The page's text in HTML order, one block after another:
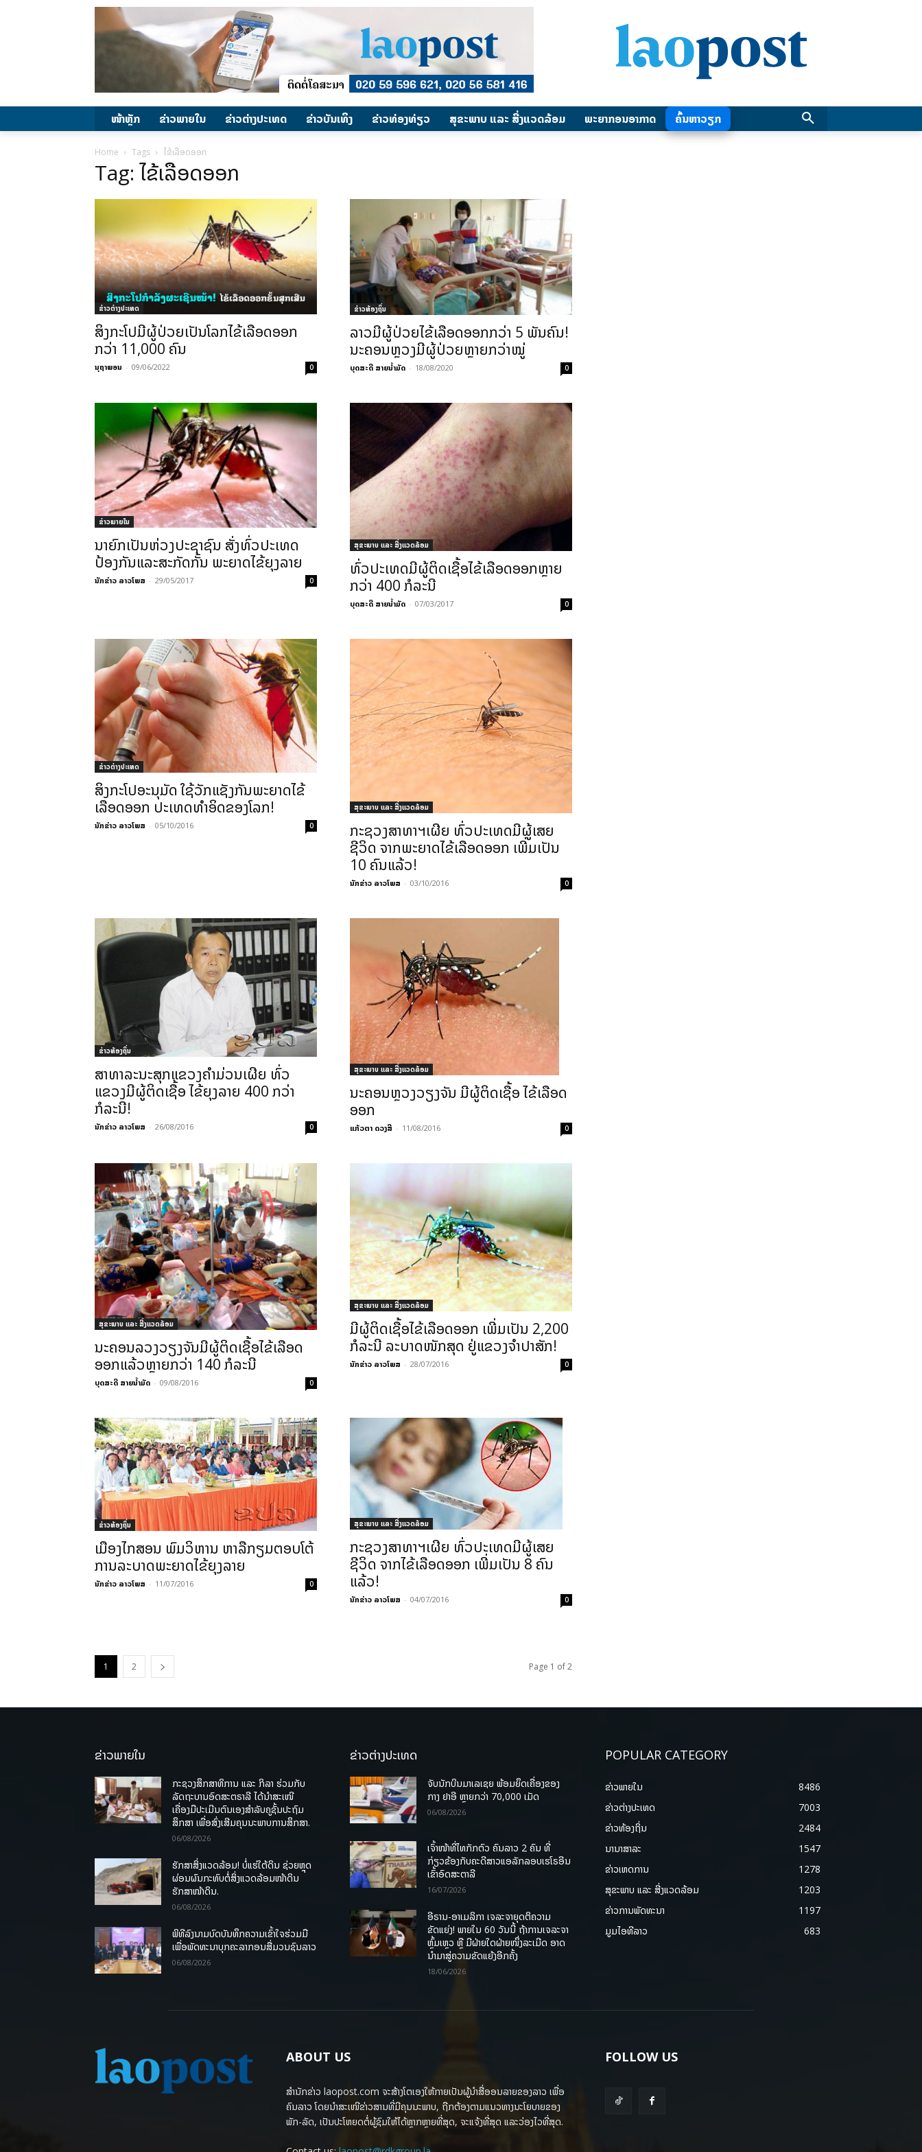
ໜ້າຫຼັກ ຂ່າວພາຍ​ໃນ ຂ່າວຕ່າງປະເທດ ​ຂ່າວບັນເທິງ ​ຂ່າວທ່ອງທ່ຽວ ສຸຂະພາບ ແລະ ສີ່ງແວດລ້ອມ ພະຍາກອນອາກາດ ຄົ້ນຫາວຽກ
Home Tags ໄຂ້ເລືອດອອກ
Tag: ໄຂ້ເລືອດອອກ
ຂ່າວຕ່າງປະເທດ
ສິງກະໂປມີຜູ້ປ່ວຍເປັນໂລກໄຂ້ເລືອດອອກ
ກວ່າ 11,000 ຄົນ
ນຸຖາພອນ - 09/06/2022 0
ຂ່າວທ້ອງຖິ່ນ
ລາວມີຜູ້ປ່ວຍໄຂ້ເລືອດອອກກວ່າ 5 ພັນຄົນ!
ນະຄອນຫຼວງມີຜູ້ປ່ວຍຫຼາຍກວ່າໝູ່
ບຸດສະດີ ສາຍນ້ຳມັດ - 18/08/2020 0
ຂ່າວພາຍ​ໃນ
ນາຍົກເປັນຫ່ວງປະຊາຊົນ ສັ່ງທົ່ວປະເທດ
ປ້ອງກັນແລະສະກັດກັ້ນ ພະຍາດໄຂ້ຍຸງລາຍ
ນັກຂ່າວ ລາວໂພສ - 29/05/2017 0
ສຸຂະພາບ ແລະ ສີ່ງແວດລ້ອມ
ທົ່ວປະເທດມີຜູ້ຕິດເຊື້ອໄຂ້ເລືອດອອກຫຼາຍ
ກວ່າ 400 ກໍລະນີ
ບຸດສະດີ ສາຍນ້ຳມັດ - 07/03/2017 0
ຂ່າວຕ່າງປະເທດ
ສິງກະໂປອະນຸມັດ ໃຊ້ວັກແຊັງກັນພະຍາດໄຂ້
ເລືອດອອກ ປະເທດທຳອິດຂອງໂລກ!
ນັກຂ່າວ ລາວໂພສ - 05/10/2016 0
ສຸຂະພາບ ແລະ ສີ່ງແວດລ້ອມ
ກະຊວງສາທາຯເຜີຍ ທົ່ວປະເທດມີຜູ້ເສຍ
ຊີວິດ ຈາກພະຍາດໄຂ້ເລືອດອອກ ເພີ່ມເປັນ
10 ຄົນແລ້ວ!
ນັກຂ່າວ ລາວໂພສ - 03/10/2016 0
ຂ່າວທ້ອງຖິ່ນ
ສາທາລະນະສຸກແຂວງຄຳມ່ວນເຜີຍ ທົ່ວ
ແຂວງມີຜູ້ຕິດເຊື້ອ ໄຂ້ຍຸງລາຍ 400 ກວ່າ
ກໍລະນີ!
ນັກຂ່າວ ລາວໂພສ - 26/08/2016 0
ສຸຂະພາບ ແລະ ສີ່ງແວດລ້ອມ
ນະຄອນຫຼວງວຽງຈັນ ມີຜູ້ຕິດເຊື້ອ ໄຂ້ເລືອດ
ອອກ
ແກ້ວຕາ ດວງສີ - 11/08/2016 0
ສຸຂະພາບ ແລະ ສີ່ງແວດລ້ອມ
ນະຄອນລວງວຽງຈັນມີຜູ້ຕິດເຊື້ອໄຂ້ເລືອດ
ອອກແລ້ວຫຼາຍກວ່າ 140 ກໍລະນີ
ບຸດສະດີ ສາຍນ້ຳມັດ - 09/08/2016 0
ສຸຂະພາບ ແລະ ສີ່ງແວດລ້ອມ
ມີຜູ້ຕິດເຊື້ອໄຂ້ເລືອດອອກ ເພີ່ມເປັນ 2,200
ກໍລະນີ ລະບາດໜັກສຸດ ຢູ່ແຂວງຈຳປາສັກ!
ນັກຂ່າວ ລາວໂພສ - 28/07/2016 0
ຂ່າວທ້ອງຖິ່ນ
ເມືອງໄກສອນ ພົມວິຫານ ຫາລືກຽມຕອບໂຕ້
ການລະບາດພະຍາດໄຂ້ຍຸງລາຍ
ນັກຂ່າວ ລາວໂພສ - 11/07/2016 0
ສຸຂະພາບ ແລະ ສີ່ງແວດລ້ອມ
ກະຊວງສາທາຯເຜີຍ ທົ່ວປະເທດມີຜູ້ເສຍ
ຊີວິດ ຈາກໄຂ້ເລືອດອອກ ເພີ່ມເປັນ 8 ຄົນ
ແລ້ວ!
ນັກຂ່າວ ລາວໂພສ - 04/07/2016 0
1 2 Page 1 of 2
ຂ່າວພາຍໃນ
ກະຊວງສຶກສາທິການ ແລະ ກິລາ ຮ່ວມກັບ
ລັດຖະບານອົດສະຕຣາລີ ໄດ້ນຳສະເໜີ
ເຄື່ອງມືປະເມີນຕົນເອງສຳລັບຄູຊັ້ນປະຖົມ
ສຶກສາ ເພື່ອສົ່ງເສີມຄຸນນະພາບການສຶກສາ.
06/08/2026
ຮັກສາສິ່ງແວດລ້ອມ! ບໍ່ແຮ່ໃຕ້ດິນ ຊ່ວຍຫຼຸດ
ຜ່ອນຜົນກະທົບຕໍ່ສິ່ງແວດລ້ອມໜ້າດິນ
ຮັກສາໜ້າດິນ.
06/08/2026
ພິທີລົງນາມບົດບັນທຶກຄວາມເຂົ້າໃຈຮ່ວມມື
ເພື່ອພັດທະນາບຸກຄະລາກອນສື່ມວນຊົນລາວ
06/08/2026
ຂ່າວຕ່າງປະເທດ
ຈັບນັກບິນມາເລເຊຍ ພ້ອມຍຶດເຄື່ອງຂອງ
ກາງ ຢາອີ ຫຼາຍກວ່າ 70,000 ເມັດ
06/08/2026
ເຈົ້າໜ້າທີ່ໄທກັກຕົວ ຄົນລາວ 2 ຄົນ ທີ່
ກ່ຽວຂ້ອງກັບຄະດີສາວແອລັກລອບເຮໂຣອີນ
ເຂົ້າອົດສະຕາລີ
16/07/2026
ອີຣານ-ອາເມລິກາ ເຈລະຈາຍຸດຕິຄວາມ
ຂັດແຍ່ງ! ພາຍໃນ 60 ວັນນີ້ ຖ້າການເຈລະຈາ
ຫຼົ້ມເຫຼວ ຫຼື ມີຝ່າຍໃດຝ່າຍໜຶ່ງລະເມີດ ອາດ
ນໍາມາສູ່ຄວາມຂັດແຍ້ງອີກຄັ້ງ
18/06/2026
POPULAR CATEGORY
ຂ່າວພາຍ​ໃນ
8486
ຂ່າວຕ່າງປະເທດ
7003
ຂ່າວທ້ອງຖິ່ນ
2484
ນານາສາລະ
1547
ຂ່າວເຫດການ
1278
ສຸຂະພາບ ແລະ ສີ່ງແວດລ້ອມ
1203
ຂ່າວການພັດທະນາ
1197
ມູມໄອທີລາວ
683
ABOUT US
ສຳນັກຂ່າວ laopost.com ຈະສ້າງໂຕເອງໃຫ້ກາຍເປັນຜູ້ນຳສື່ອອນລາຍຂອງລາວ ເພື່ອ
ຄົນລາວ ໂດຍນຳສະເໜີຂ່າວສານທີ່ມີຄຸນນະພາບ, ຖືກຕ້ອງຕາມແນວທາງນະໂຍບາຍຂອງ
ພັກ-ລັດ, ເປັນປະໂຫຍດຕໍ່ຜູ້ຊົມໃຫ້ໄດ້ຫຼາກຫຼາຍທີ່ສຸດ, ຈະແຈ້ງທີ່ສຸດ ແລະວ່ອງໄວທີ່ສຸດ.
FOLLOW US